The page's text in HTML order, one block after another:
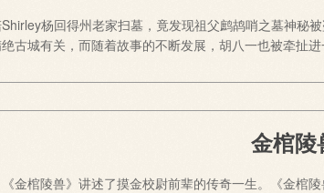
杨回得州老家扫墓，竟发现祖父鹧鸪哨之墓神
古城有关，而随着故事的不断发展，胡八一也被牵
金棺陵
金棺陵兽》讲述了摸金校尉前辈的传奇一生。《金棺